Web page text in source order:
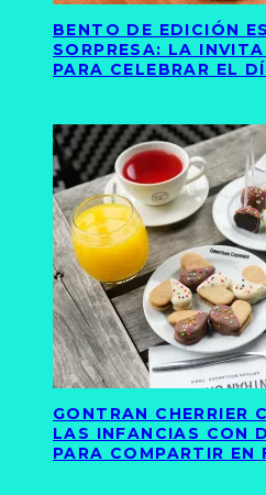
BENTO DE EDICIÓN
SORPRESA: LA
PARA CELEBRAR EL
GONTRAN CHERRIER
LAS INFANCIAS CON
PARA COMPARTIR EN